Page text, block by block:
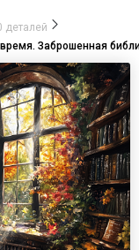
деталей
Заброшенная